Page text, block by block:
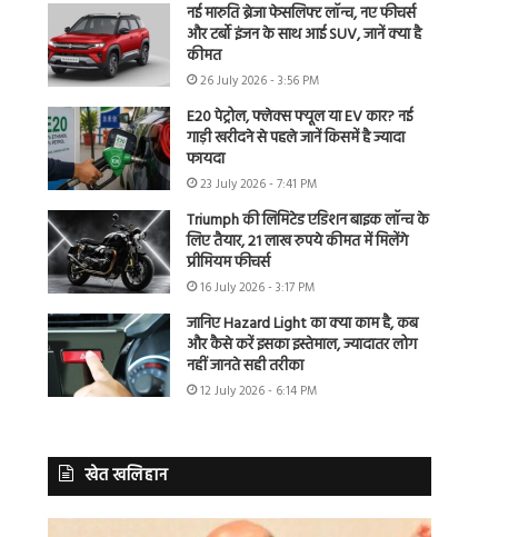
नई मारुति ब्रेजा फेसलिफ्ट लॉन्च, नए फीचर्स
और टर्बो इंजन के साथ आई SUV, जानें क्या है
कीमत
26 July 2026 - 3:56 PM
E20 पेट्रोल, फ्लेक्स फ्यूल या EV कार? नई
गाड़ी खरीदने से पहले जानें किसमें है ज्यादा
फायदा
23 July 2026 - 7:41 PM
Triumph की लिमिटेड एडिशन बाइक लॉन्च के
लिए तैयार, 21 लाख रुपये कीमत में मिलेंगे
प्रीमियम फीचर्स
16 July 2026 - 3:17 PM
जानिए Hazard Light का क्या काम है, कब
और कैसे करें इसका इस्तेमाल, ज्यादातर लोग
नहीं जानते सही तरीका
12 July 2026 - 6:14 PM
खेत खलिहान